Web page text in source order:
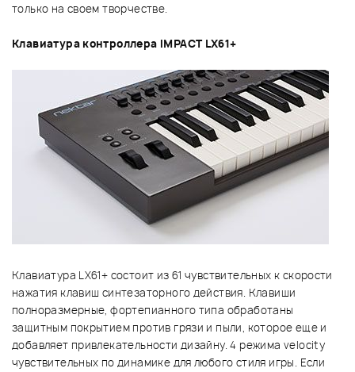
только на своем творчестве.
Клавиатура контроллера IMPACT LX61+
Клавиатура LX61+ состоит из 61 чувствительных к скорости
нажатия клавиш синтезаторного действия. Клавиши
полноразмерные, фортепианного типа обработаны
защитным покрытием против грязи и пыли, которое еще и
добавляет привлекательности дизайну. 4 режима velocity
чувствительных по динамике для любого стиля игры. Если